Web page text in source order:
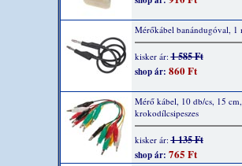
Mérőkábel banándugóval, 1
kisker ár:1 585 Ft
shop ár: 860 Ft
Mérő kábel, 10 db/cs, 15 cm,
krokodílcsipeszes
kisker ár:1 135 Ft
shop ár: 765 Ft